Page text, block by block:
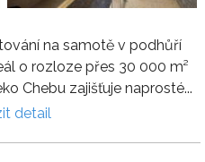
na samotě v podhůří
o rozloze přes 30 000 m²
Chebu zajišťuje naprosté...
detail